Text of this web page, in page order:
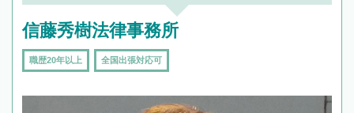
信藤秀樹法律事務所
職歴20年以上 全国出張対応可